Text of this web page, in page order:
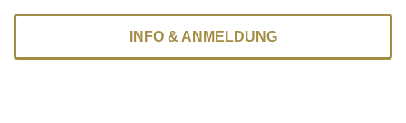
INFO & ANMELDUNG